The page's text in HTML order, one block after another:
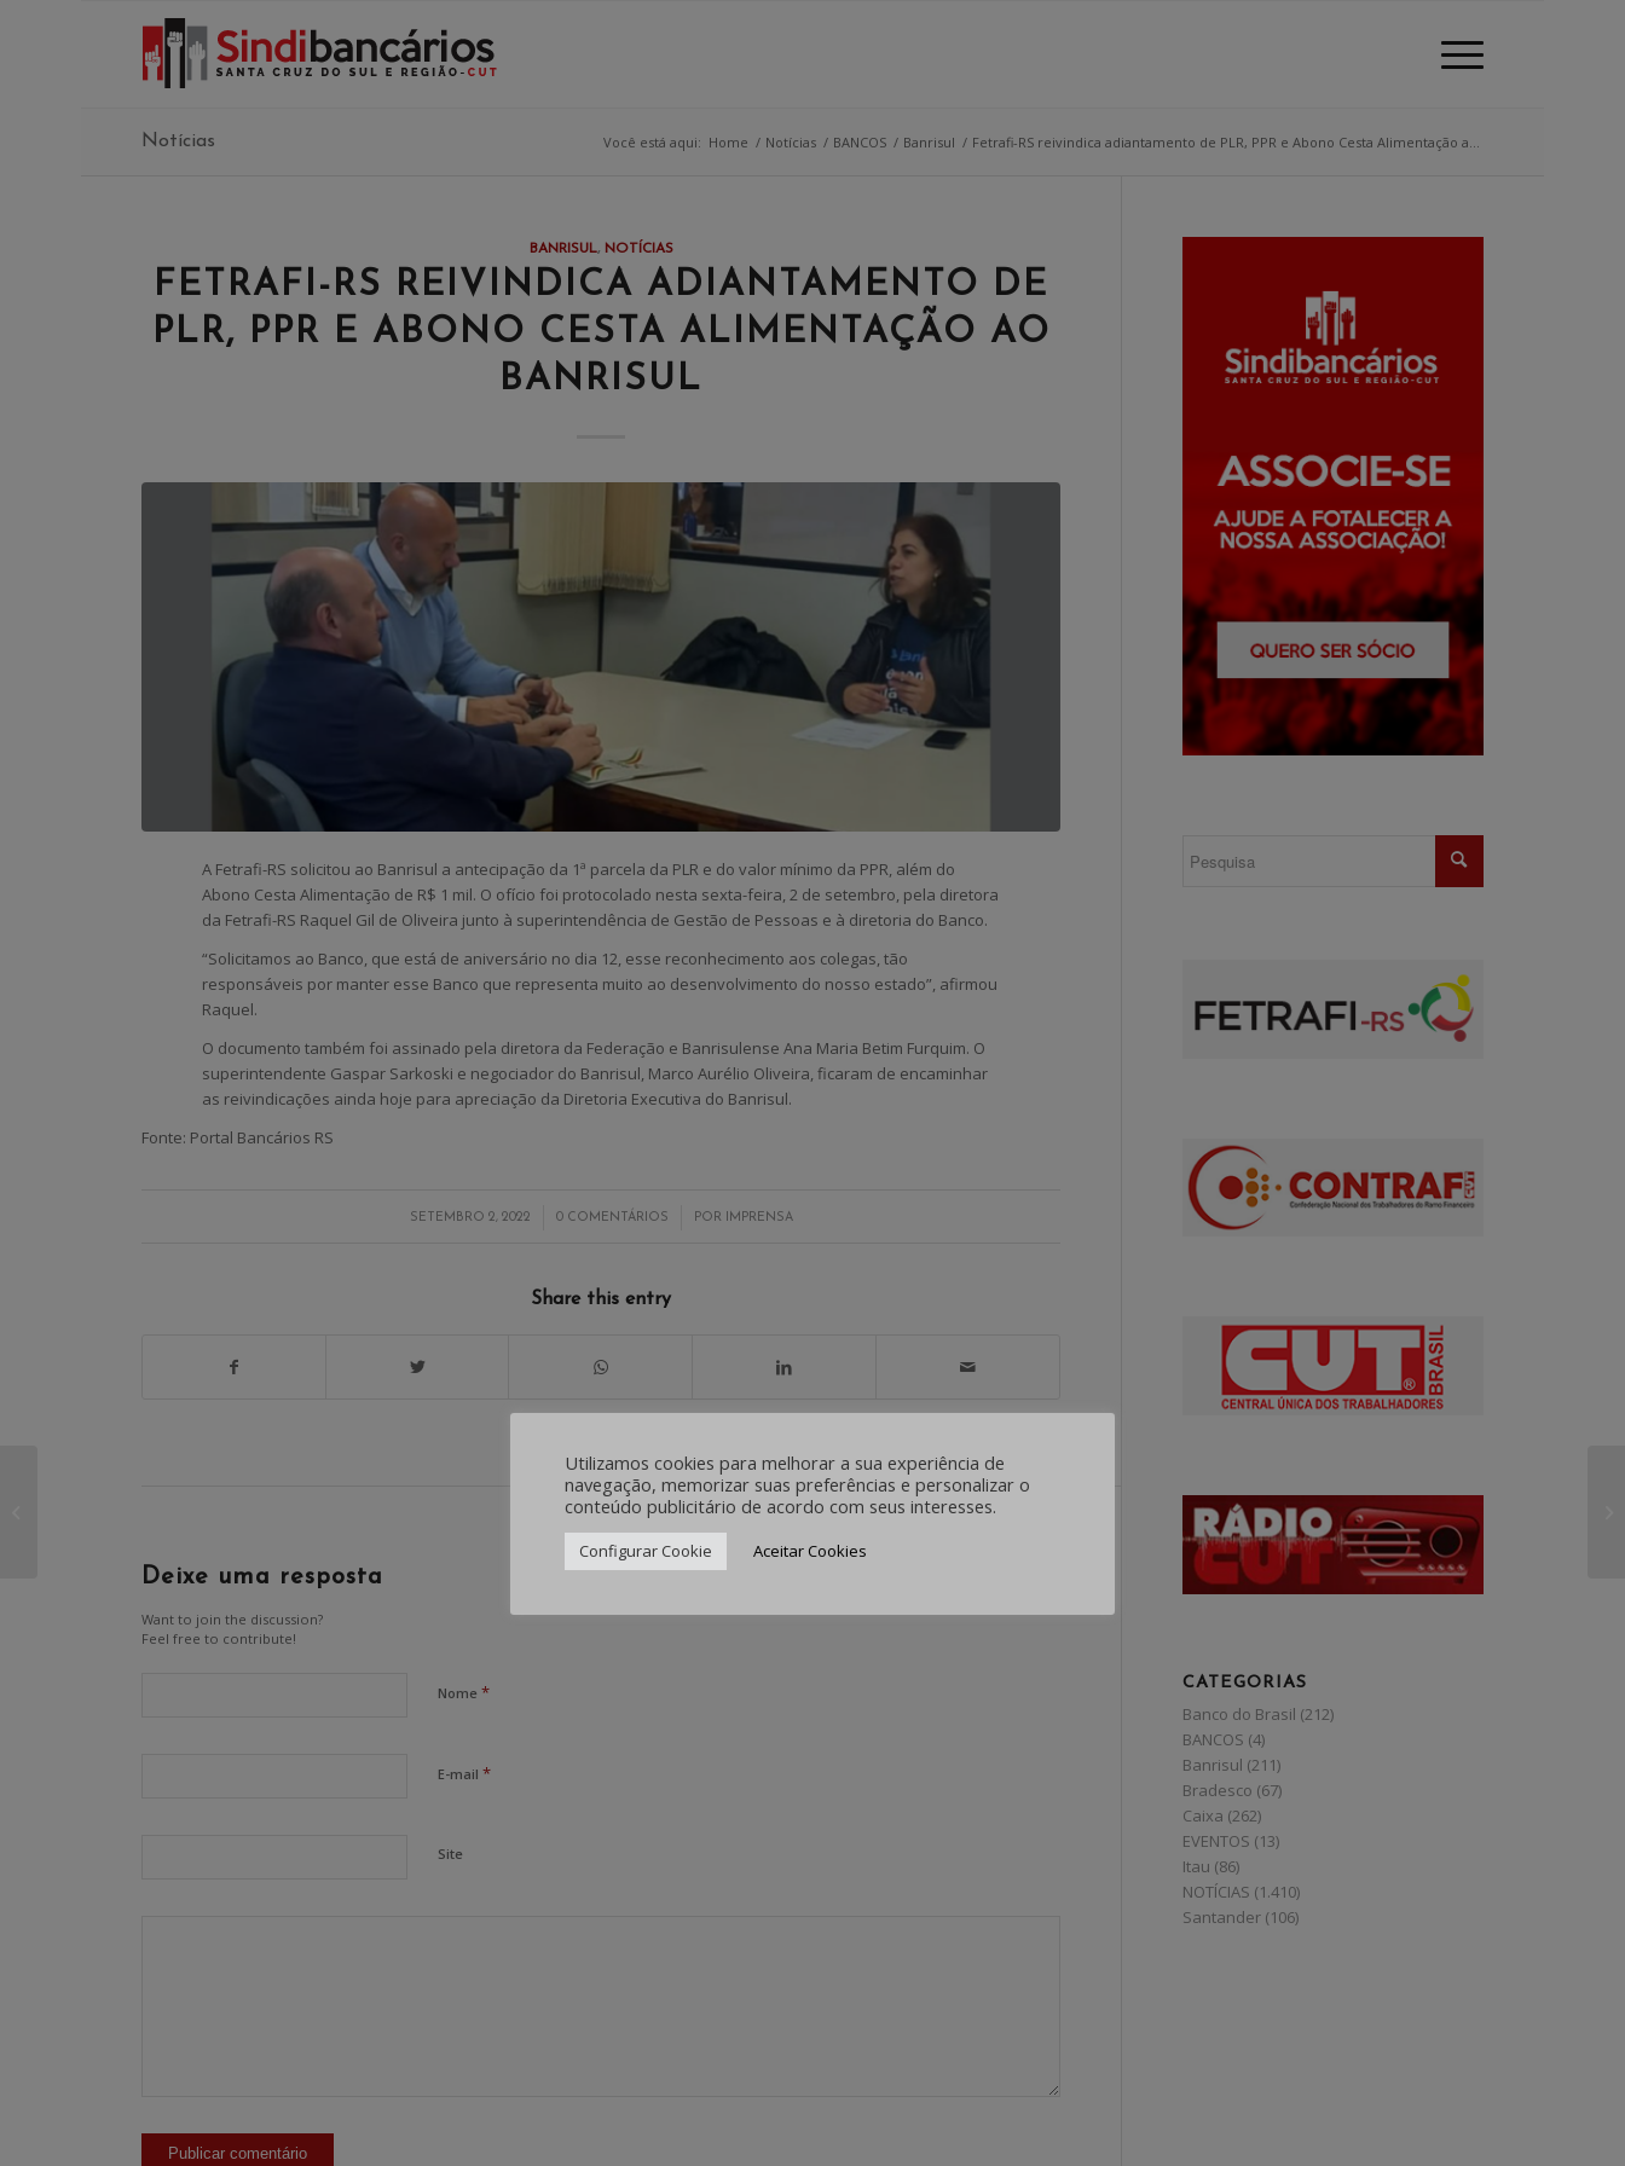
Notícias Você está aqui: Home / Notícias / BANCOS / Banrisul / Fetrafi-RS reivindica adiantamento de PLR, PPR e Abono Cesta Alimentação a...
BANRISUL, NOTÍCIAS
FETRAFI-RS REIVINDICA ADIANTAMENTO DE
PLR, PPR E ABONO CESTA ALIMENTAÇÃO AO
BANRISUL
A Fetrafi-RS solicitou ao Banrisul a antecipação da 1ª parcela da PLR e do valor mínimo da PPR, além do
Abono Cesta Alimentação de R$ 1 mil. O ofício foi protocolado nesta sexta-feira, 2 de setembro, pela diretora
da Fetrafi-RS Raquel Gil de Oliveira junto à superintendência de Gestão de Pessoas e à diretoria do Banco.
“Solicitamos ao Banco, que está de aniversário no dia 12, esse reconhecimento aos colegas, tão
responsáveis por manter esse Banco que representa muito ao desenvolvimento do nosso estado”, afirmou
Raquel.
O documento também foi assinado pela diretora da Federação e Banrisulense Ana Maria Betim Furquim. O
superintendente Gaspar Sarkoski e negociador do Banrisul, Marco Aurélio Oliveira, ficaram de encaminhar
as reivindicações ainda hoje para apreciação da Diretoria Executiva do Banrisul.
Fonte: Portal Bancários RS
SETEMBRO 2, 2022
/ 0 COMENTÁRIOS
/ POR IMPRENSA
Share this entry
0
RESPOSTAS
Deixe uma resposta
Want to join the discussion?
Feel free to contribute!
Nome*
E-mail*
Site
CATEGORIAS
Banco do Brasil (212)
BANCOS (4)
Banrisul (211)
Bradesco (67)
Caixa (262)
EVENTOS (13)
Itau (86)
NOTÍCIAS (1.410)
Santander (106)
Utilizamos cookies para melhorar a sua experiência de
navegação, memorizar suas preferências e personalizar o
conteúdo publicitário de acordo com seus interesses.
Configurar Cookie Aceitar Cookies